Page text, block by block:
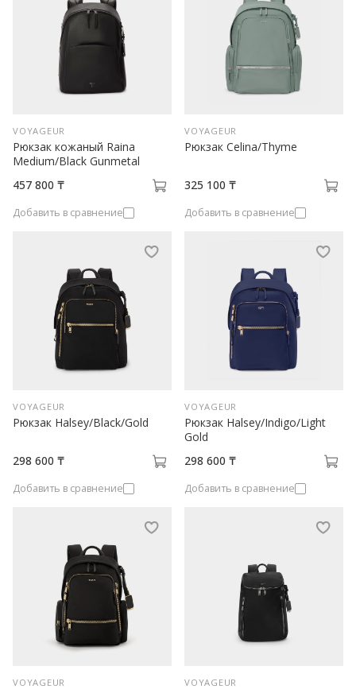
VOYAGEUR
Рюкзак кожаный Raina
Medium/Black Gunmetal
457 800 ₸
Добавить в сравнение
VOYAGEUR
Рюкзак Celina/Thyme
325 100 ₸
Добавить в сравнение
VOYAGEUR
Рюкзак Halsey/Black/Gold
298 600 ₸
Добавить в сравнение
VOYAGEUR
Рюкзак Halsey/Indigo/Light
Gold
298 600 ₸
Добавить в сравнение
VOYAGEUR VOYAGEUR